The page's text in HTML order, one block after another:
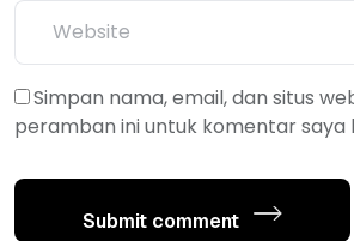
Simpan nama, email, dan situs
peramban ini untuk komentar saya
Submit comment